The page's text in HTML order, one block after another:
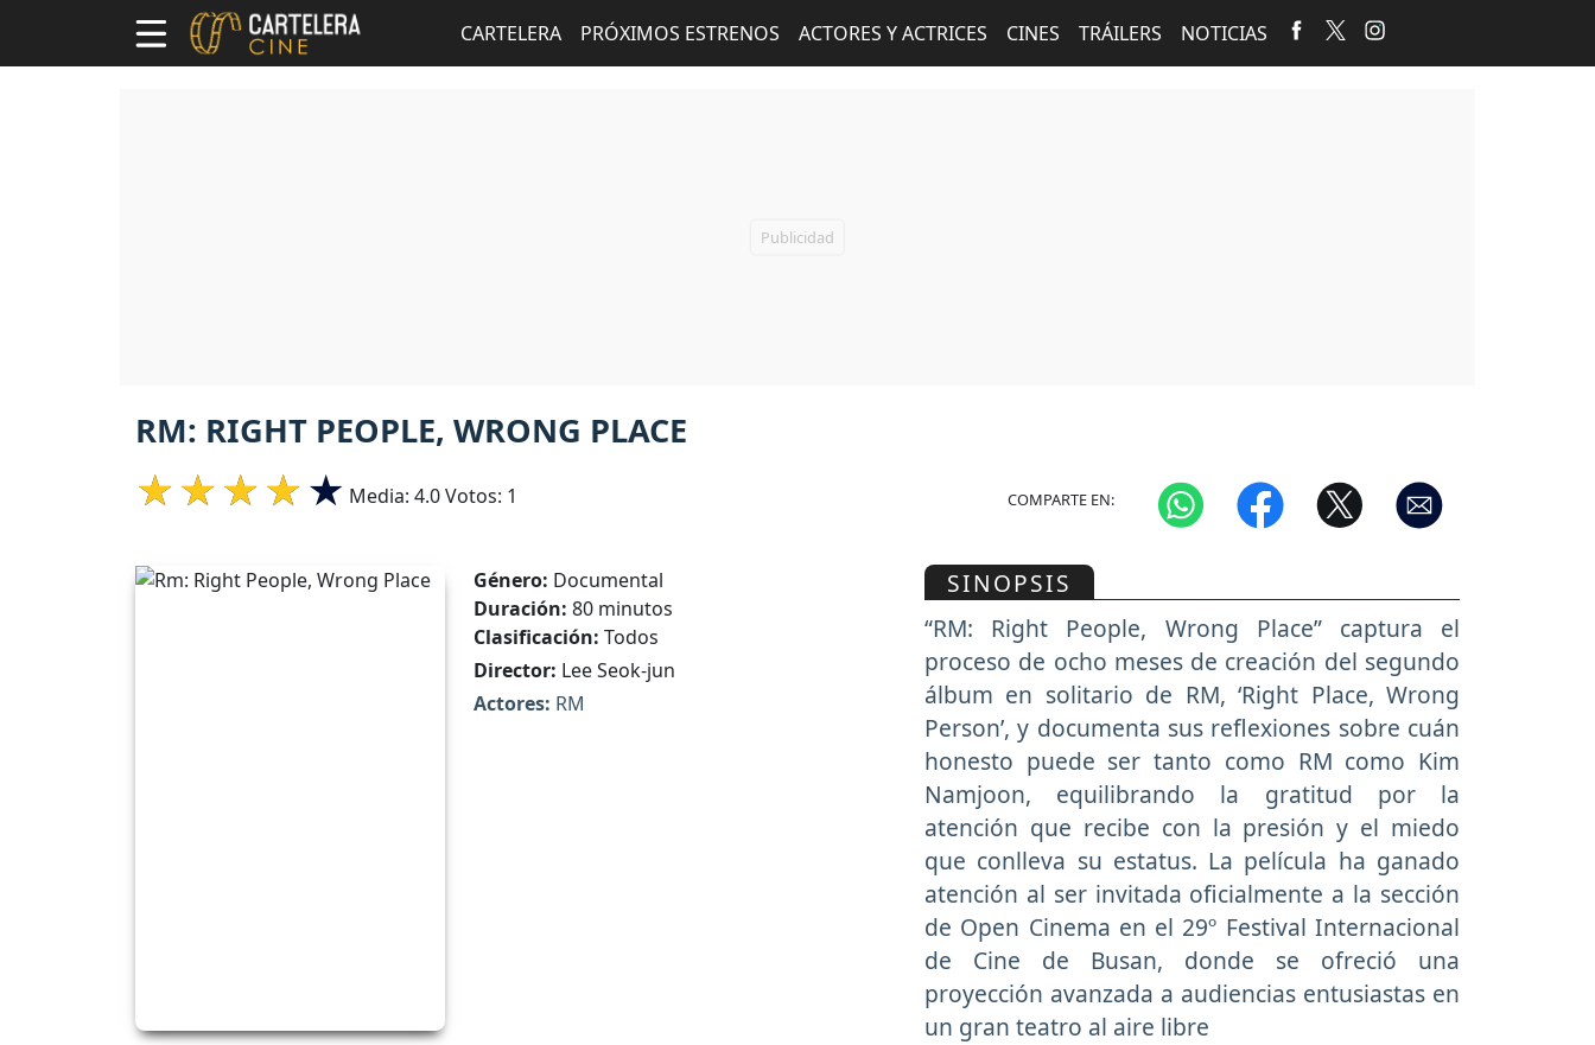
CARTELERA PRÓXIMOS ESTRENOS ACTORES Y ACTRICES CINES TRÁILERS NOTICIAS
RM: RIGHT PEOPLE, WRONG PLACE
Media: 4.0Votos: 1 COMPARTE EN:
Género: Documental
Duración: 80 minutos
Clasificación: Todos
Director: Lee Seok-jun
Actores: RM
SINOPSIS
“RM: Right People, Wrong Place” captura el
proceso de ocho meses de creación del segundo
álbum en solitario de RM, ‘Right Place, Wrong
Person’, y documenta sus reflexiones sobre cuán
honesto puede ser tanto como RM como Kim
Namjoon, equilibrando la gratitud por la
atención que recibe con la presión y el miedo
que conlleva su estatus. La película ha ganado
atención al ser invitada oficialmente a la sección
de Open Cinema en el 29º Festival Internacional
de Cine de Busan, donde se ofreció una
proyección avanzada a audiencias entusiastas en
un gran teatro al aire libre